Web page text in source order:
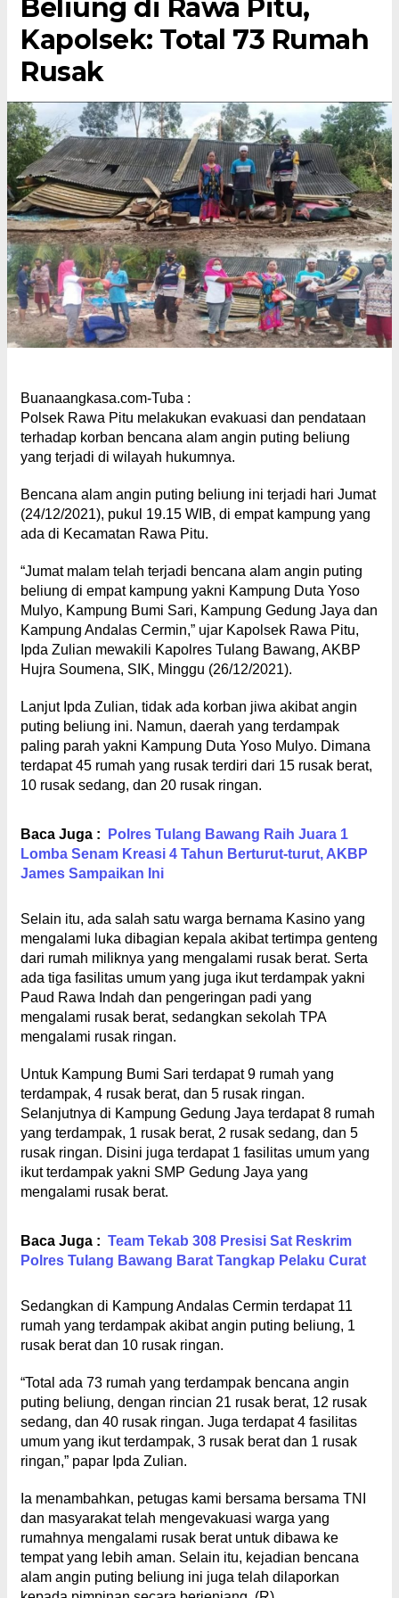
Beliung di Rawa Pitu,
Kapolsek: Total 73 Rumah
Rusak
Buanaangkasa.com-Tuba :
Polsek Rawa Pitu melakukan evakuasi dan pendataan
terhadap korban bencana alam angin puting beliung
yang terjadi di wilayah hukumnya.
Bencana alam angin puting beliung ini terjadi hari Jumat
(24/12/2021), pukul 19.15 WIB, di empat kampung yang
ada di Kecamatan Rawa Pitu.
“Jumat malam telah terjadi bencana alam angin puting
beliung di empat kampung yakni Kampung Duta Yoso
Mulyo, Kampung Bumi Sari, Kampung Gedung Jaya dan
Kampung Andalas Cermin,” ujar Kapolsek Rawa Pitu,
Ipda Zulian mewakili Kapolres Tulang Bawang, AKBP
Hujra Soumena, SIK, Minggu (26/12/2021).
Lanjut Ipda Zulian, tidak ada korban jiwa akibat angin
puting beliung ini. Namun, daerah yang terdampak
paling parah yakni Kampung Duta Yoso Mulyo. Dimana
terdapat 45 rumah yang rusak terdiri dari 15 rusak berat,
10 rusak sedang, dan 20 rusak ringan.
Baca Juga :
Polres Tulang Bawang Raih Juara 1
Lomba Senam Kreasi 4 Tahun Berturut-turut, AKBP
James Sampaikan Ini
Selain itu, ada salah satu warga bernama Kasino yang
mengalami luka dibagian kepala akibat tertimpa genteng
dari rumah miliknya yang mengalami rusak berat. Serta
ada tiga fasilitas umum yang juga ikut terdampak yakni
Paud Rawa Indah dan pengeringan padi yang
mengalami rusak berat, sedangkan sekolah TPA
mengalami rusak ringan.
Untuk Kampung Bumi Sari terdapat 9 rumah yang
terdampak, 4 rusak berat, dan 5 rusak ringan.
Selanjutnya di Kampung Gedung Jaya terdapat 8 rumah
yang terdampak, 1 rusak berat, 2 rusak sedang, dan 5
rusak ringan. Disini juga terdapat 1 fasilitas umum yang
ikut terdampak yakni SMP Gedung Jaya yang
mengalami rusak berat.
Baca Juga : Team Tekab 308 Presisi Sat Reskrim
Polres Tulang Bawang Barat Tangkap Pelaku Curat
Sedangkan di Kampung Andalas Cermin terdapat 11
rumah yang terdampak akibat angin puting beliung, 1
rusak berat dan 10 rusak ringan.
“Total ada 73 rumah yang terdampak bencana angin
puting beliung, dengan rincian 21 rusak berat, 12 rusak
sedang, dan 40 rusak ringan. Juga terdapat 4 fasilitas
umum yang ikut terdampak, 3 rusak berat dan 1 rusak
ringan,” papar Ipda Zulian.
Ia menambahkan, petugas kami bersama bersama TNI
dan masyarakat telah mengevakuasi warga yang
rumahnya mengalami rusak berat untuk dibawa ke
tempat yang lebih aman. Selain itu, kejadian bencana
alam angin puting beliung ini juga telah dilaporkan